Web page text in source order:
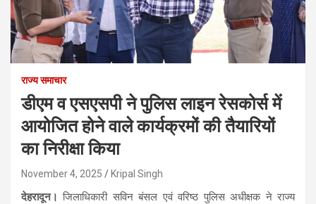
राज्य समाचार
डीएम व एसएसपी ने पुलिस लाइन रेसकोर्स में
आयोजित होने वाले कार्यक्रमों की तैयारियों
का निरीक्षा किया
November 4, 2025 Kripal Singh
देहरादून। जिलाधिकारी सविन बंसल एवं वरिष्ठ पुलिस अधीक्षक ने राज्य